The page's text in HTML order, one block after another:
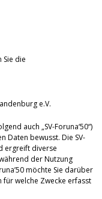
Sie die
e.V.
auch „SV-Foruna‘50“)
Daten bewusst. Die SV-
ergreift diverse
der Nutzung
möchte Sie darüber
welche Zwecke erfasst